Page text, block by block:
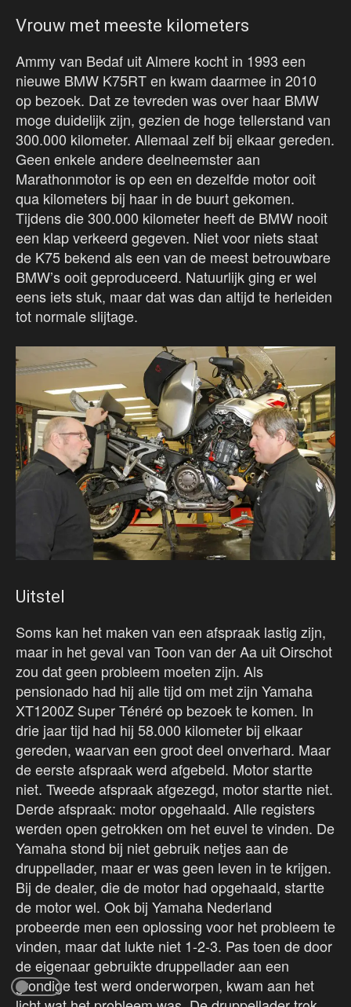
Vrouw met meeste kilometers
Ammy van Bedaf uit Almere kocht in 1993 een
nieuwe BMW K75RT en kwam daarmee in 2010
op bezoek. Dat ze tevreden was over haar BMW
moge duidelijk zijn, gezien de hoge tellerstand van
300.000 kilometer. Allemaal zelf bij elkaar gereden.
Geen enkele andere deelneemster aan
Marathonmotor is op een en dezelfde motor ooit
qua kilometers bij haar in de buurt gekomen.
Tijdens die 300.000 kilometer heeft de BMW nooit
een klap verkeerd gegeven. Niet voor niets staat
de K75 bekend als een van de meest betrouwbare
BMW’s ooit geproduceerd. Natuurlijk ging er wel
eens iets stuk, maar dat was dan altijd te herleiden
tot normale slijtage.
Uitstel
Soms kan het maken van een afspraak lastig zijn,
maar in het geval van Toon van der Aa uit Oirschot
zou dat geen probleem moeten zijn. Als
pensionado had hij alle tijd om met zijn Yamaha
XT1200Z Super Ténéré op bezoek te komen. In
drie jaar tijd had hij 58.000 kilometer bij elkaar
gereden, waarvan een groot deel onverhard. Maar
de eerste afspraak werd afgebeld. Motor startte
niet. Tweede afspraak afgezegd, motor startte niet.
Derde afspraak: motor opgehaald. Alle registers
werden open getrokken om het euvel te vinden. De
Yamaha stond bij niet gebruik netjes aan de
druppellader, maar er was geen leven in te krijgen.
Bij de dealer, die de motor had opgehaald, startte
de motor wel. Ook bij Yamaha Nederland
probeerde men een oplossing voor het probleem te
vinden, maar dat lukte niet 1-2-3. Pas toen de door
de eigenaar gebruikte druppellader aan een
grondige test werd onderworpen, kwam aan het